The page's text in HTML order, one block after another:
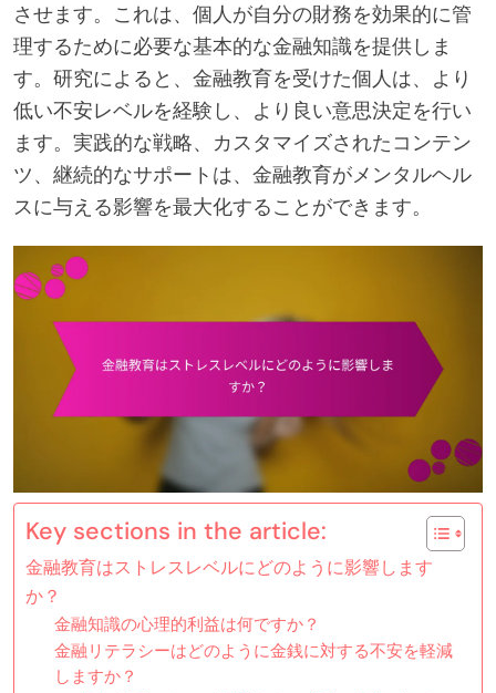
させます。これは、個人が自分の財務を効果的に管
理するために必要な基本的な金融知識を提供しま
す。研究によると、金融教育を受けた個人は、より
低い不安レベルを経験し、より良い意思決定を行い
ます。実践的な戦略、カスタマイズされたコンテン
ツ、継続的なサポートは、金融教育がメンタルヘル
スに与える影響を最大化することができます。
Key sections in the article:
金融教育はストレスレベルにどのように影響します
か？
金融知識の心理的利益は何ですか？
金融リテラシーはどのように金銭に対する不安を軽減
しますか？